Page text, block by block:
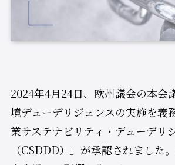
2024年4月24日、欧州議会の本会
境デューデリジェンスの実施を義
業サステナビリティ・デューデリ
（CSDDD）」が承認されました